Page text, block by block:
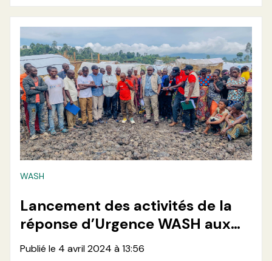
WASH
Lancement des activités de la
réponse d’Urgence WASH aux
déplacés de Nzulo 2 à Masisi, au
Publié le 4 avril 2024 à 13:56